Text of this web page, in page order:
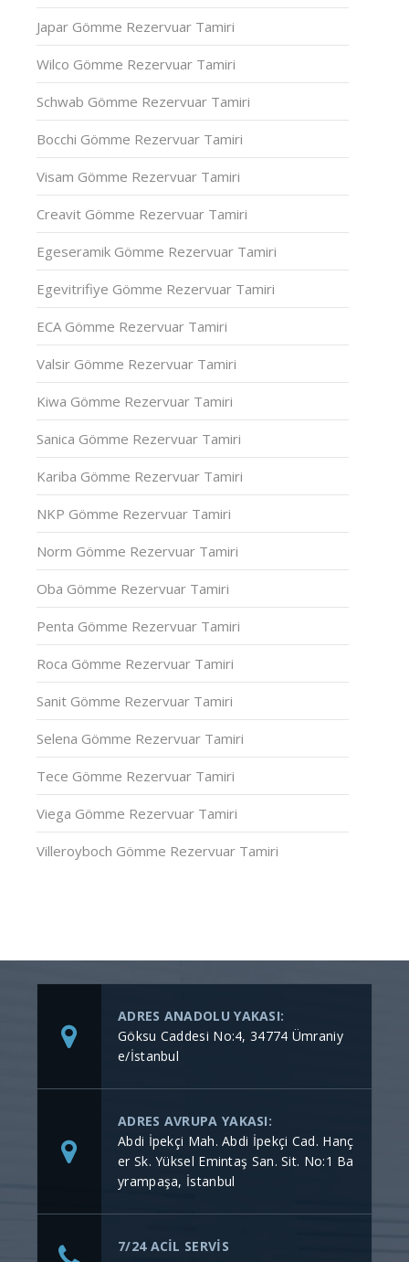
Japar Gömme Rezervuar Tamiri
Wilco Gömme Rezervuar Tamiri
Schwab Gömme Rezervuar Tamiri
Bocchi Gömme Rezervuar Tamiri
Visam Gömme Rezervuar Tamiri
Creavit Gömme Rezervuar Tamiri
Egeseramik Gömme Rezervuar Tamiri
Egevitrifiye Gömme Rezervuar Tamiri
ECA Gömme Rezervuar Tamiri
Valsir Gömme Rezervuar Tamiri
Kiwa Gömme Rezervuar Tamiri
Sanica Gömme Rezervuar Tamiri
Kariba Gömme Rezervuar Tamiri
NKP Gömme Rezervuar Tamiri
Norm Gömme Rezervuar Tamiri
Oba Gömme Rezervuar Tamiri
Penta Gömme Rezervuar Tamiri
Roca Gömme Rezervuar Tamiri
Sanit Gömme Rezervuar Tamiri
Selena Gömme Rezervuar Tamiri
Tece Gömme Rezervuar Tamiri
Viega Gömme Rezervuar Tamiri
Villeroyboch Gömme Rezervuar Tamiri
ADRES ANADOLU YAKASI:
Göksu Caddesi No:4, 34774 Ümraniy
e/İstanbul
ADRES AVRUPA YAKASI:
Abdi İpekçi Mah. Abdi İpekçi Cad. Hanç
er Sk. Yüksel Emintaş San. Sit. No:1 Ba
yrampaşa, İstanbul
7/24 ACİL SERVİS